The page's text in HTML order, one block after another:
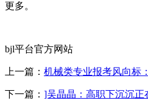
更多。
bjl平台官方网站
上一篇： 机械类专业报考风向标
下一篇： ]吴晶晶：高职下沉沉正